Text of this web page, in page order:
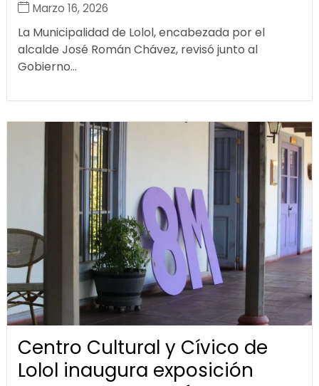
Marzo 16, 2026
La Municipalidad de Lolol, encabezada por el
alcalde José Román Chávez, revisó junto al
Gobierno...
Centro Cultural y Cívico de
Lolol inaugura exposición